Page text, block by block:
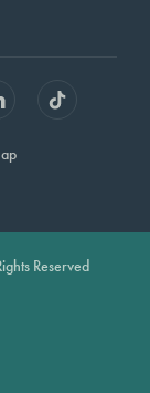
Reserved